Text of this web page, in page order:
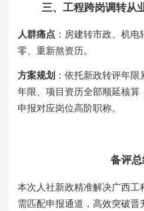
三、工程跨岗调转从
人群痛点 ：房建转市政、机
零、重新熬资历。
方案规划 ：依托新政转评年
年限、项目资历全部顺延核算
申报对应岗位高阶职称。
备评
本次人社新政精准解决广西工
需匹配申报通道，高效突破晋